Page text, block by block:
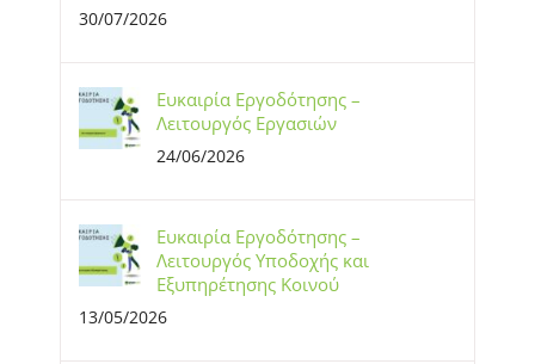
30/07/2026
Ευκαιρία Εργοδότησης –
Λειτουργός Εργασιών
24/06/2026
Ευκαιρία Εργοδότησης –
Λειτουργός Υποδοχής και
Εξυπηρέτησης Κοινού
13/05/2026